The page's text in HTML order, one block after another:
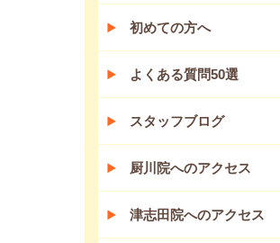
初めての方へ
よくある質問50選
スタッフブログ
厨川院へのアクセス
津志田院へのアクセス